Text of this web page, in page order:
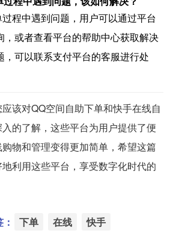
程中遇到问题，用户可以通过平台
，或者查看平台的帮助中心获取解决
，可以联系支付平台的客服进行处
该对QQ空间自助下单和快手在线自
的了解，这些平台为用户提供了便
物和管理变得更加简单，希望这篇
利用这些平台，享受数字化时代的
下单 在线 快手